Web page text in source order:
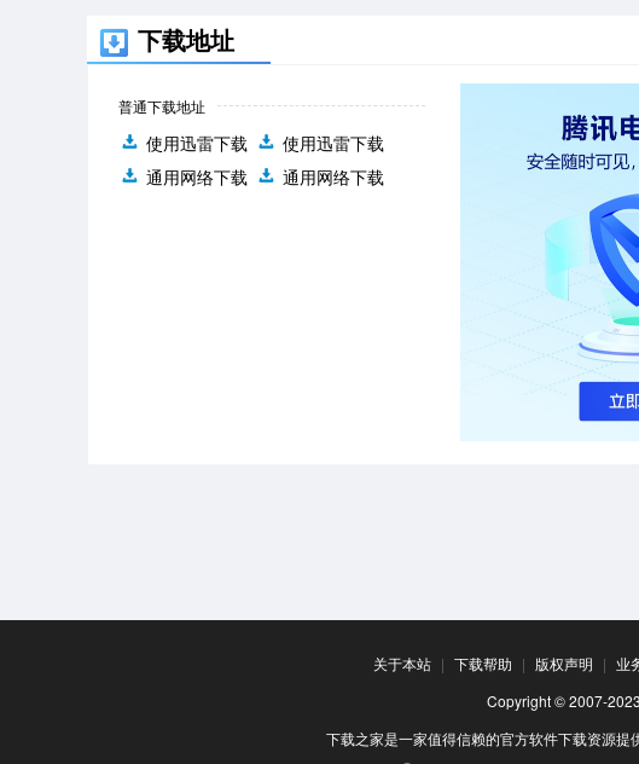
下载地址
普通下载地址
使用迅雷下载
使用迅雷下载
通用网络下载
通用网络下载
关于本站 | 下载帮助 | 版权声明 | 业
Copyright © 2007-
下载之家是一家值得信赖的官方软件下载资源提